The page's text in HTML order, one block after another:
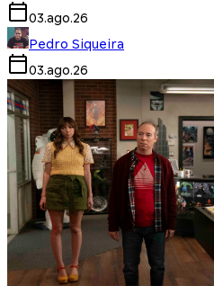
03.ago.26
Pedro Siqueira
03.ago.26